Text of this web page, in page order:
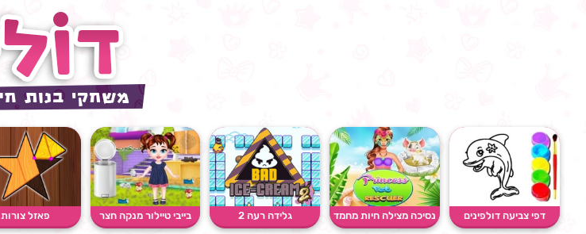
דפי צביעה דולפינים נסיכה מצילה חיות מחמד גלידה רעה 2 בייבי טיילור מנקה חצר פאזל צורות